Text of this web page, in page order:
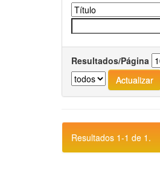
Resultados/Página
Resultados 1-1 de 1.